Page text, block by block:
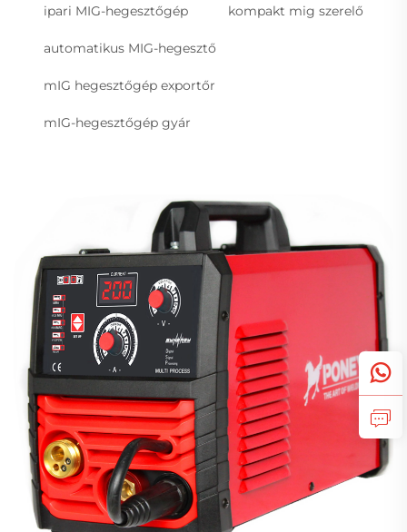
ipari MIG-hegesztőgép kompakt mig szerelő
automatikus MIG-hegesztő
mIG hegesztőgép exportőr
mIG-hegesztőgép gyár